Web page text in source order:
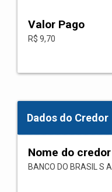
Valor Pago
R$ 9,70
Dados do Credor
Nome do credor
BANCO DO BRASIL S A